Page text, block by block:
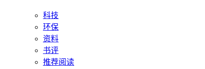
科技
环保
资料
书评
推荐阅读